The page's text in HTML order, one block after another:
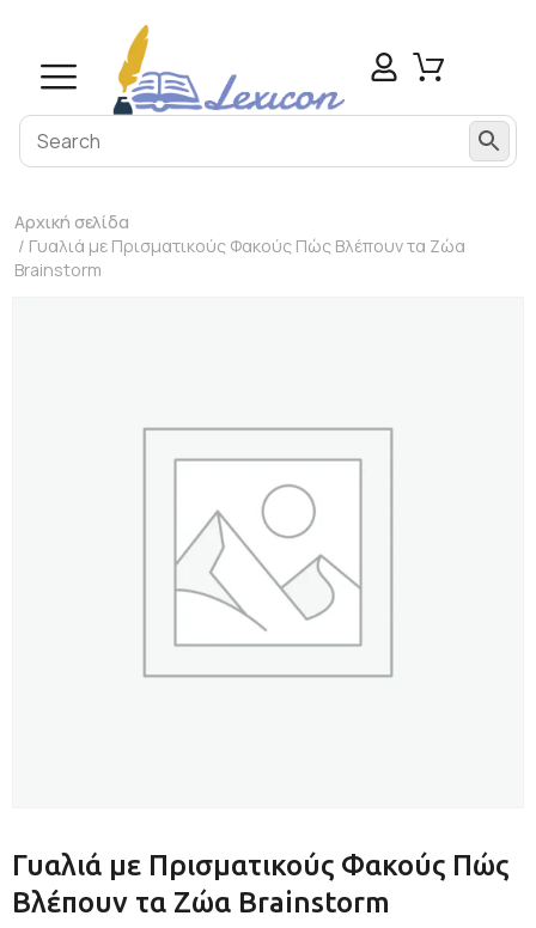
Αρχική σελίδα
/ Γυαλιά με Πρισματικούς Φακούς Πώς Βλέπουν τα Ζώα
Brainstorm
Γυαλιά με Πρισματικούς Φακούς Πώς
Βλέπουν τα Ζώα Brainstorm